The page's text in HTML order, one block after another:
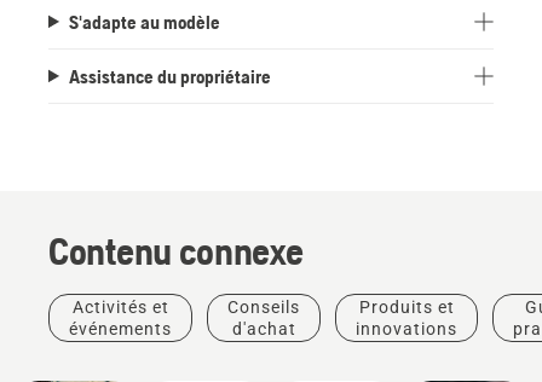
S'adapte au modèle
Assistance du propriétaire
Contenu connexe
Activités et
événements
Conseils
d'achat
Produits et
innovations
Récits et
inspiration
Produits
et
innovations
Aménagement
paysager